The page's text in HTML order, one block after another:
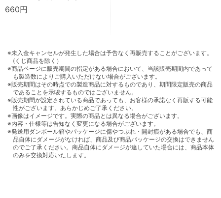
660円
※未入金キャンセルが発生した場合は予告なく再販売することがございます。
(くじ商品を除く）
※商品ページに販売期間の指定がある場合において、当該販売期間内であって
も製造数によりご購入いただけない場合がございます。
※販売期間はその時点での製造商品に対するものであり、期間限定販売の商品
であることを示唆するものではございません。
※販売期間が設定されている商品であっても、お客様の承諾なく再販する可能
性がございます。あらかじめご了承ください。
※画像はイメージです。実際の商品とは異なる場合がございます。
※内容・仕様等は告知なく変更になる場合がございます。
※発送用ダンボール箱やパッケージに傷やつぶれ・開封痕がある場合でも、商
品自体にダメージがなければ、商品及び商品パッケージの交換はできません
のでご了承ください。商品自体にダメージが達していた場合には、商品本体
のみを交換対応いたします。